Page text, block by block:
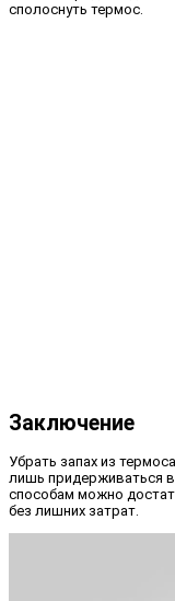
сполоснуть термос.
Заключение
Убрать запах из
лишь придерживаться
способам можно
без лишних затрат.